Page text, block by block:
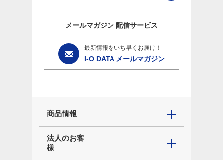
メールマガジン 配信サービス
最新情報をいち早くお届け！
I-O DATA メールマガジン
商品情報
法人のお客
様